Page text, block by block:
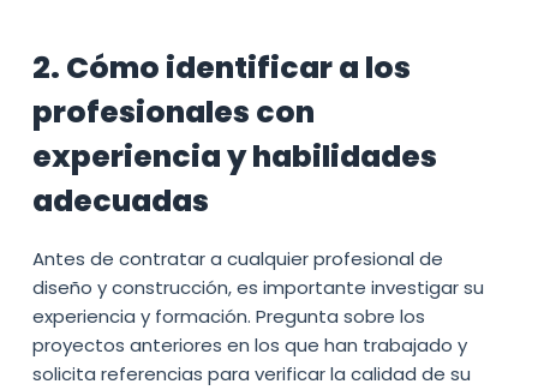
2. Cómo identificar a los
profesionales con
experiencia y habilidades
adecuadas
Antes de contratar a cualquier profesional de
diseño y construcción, es importante investigar su
experiencia y formación. Pregunta sobre los
proyectos anteriores en los que han trabajado y
solicita referencias para verificar la calidad de su